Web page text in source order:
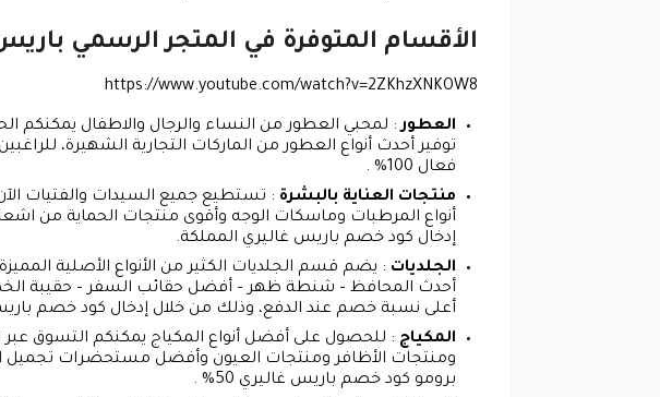
الأقسام المتوفرة في المتجر الرسمي
https://www.youtube.com/watch?v=2ZKhzXNKOW8
العطور: لمحبي العطور من النساء والرجال والاطفال يمكنكم
توفير أحدث أنواع العطور من الماركات التجارية الشهيرة،
فعال 100% .
منتجات العناية بالبشرة : تستطيع جميع السيدات والفتيات
أنواع المرطبات وماسكات الوجه وأقوى منتجات الحماية من
إدخال كود خصم باريس غاليري المملكة.
الجلديات : يضم قسم الجلديات الكثير من الأنواع الأصلية
أحدث المحافظ – شنطة ظهر – أفضل حقائب السفر – حقيبة
أعلى نسبة خصم عند الدفع، وذلك من خلال إدخال كود خصم باريس
المكياج : للحصول على أفضل أنواع المكياج يمكنكم التسوق عبر
ومنتجات الأظافر ومنتجات العيون وأفضل مستحضرات تجميل
برومو كود خصم باريس غاليري 50% .